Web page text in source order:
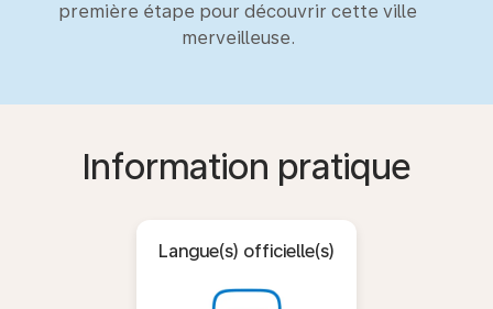
première étape pour découvrir cette ville
merveilleuse.
Information pratique
Langue(s) officielle(s)